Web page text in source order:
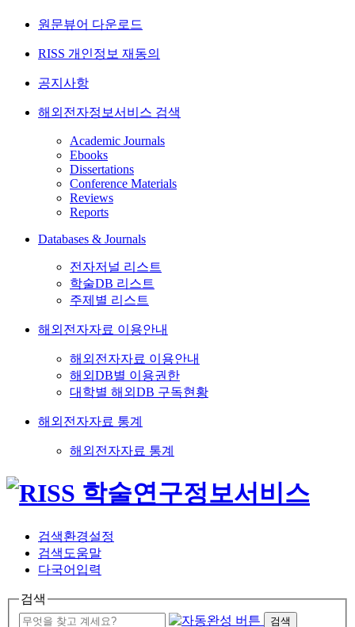
원문뷰어 다운로드
RISS 개인정보 재동의
공지사항
해외전자정보서비스 검색
Academic Journals
Ebooks
Dissertations
Conference Materials
Reviews
Reports
Databases & Journals
전자저널 리스트
학술DB 리스트
주제별 리스트
해외전자자료 이용안내
해외전자자료 이용안내
해외DB별 이용권한
대학별 해외DB 구독현황
해외전자자료 통계
해외전자자료 통계
검색환경설정
검색도움말
다국어입력
검색
검색